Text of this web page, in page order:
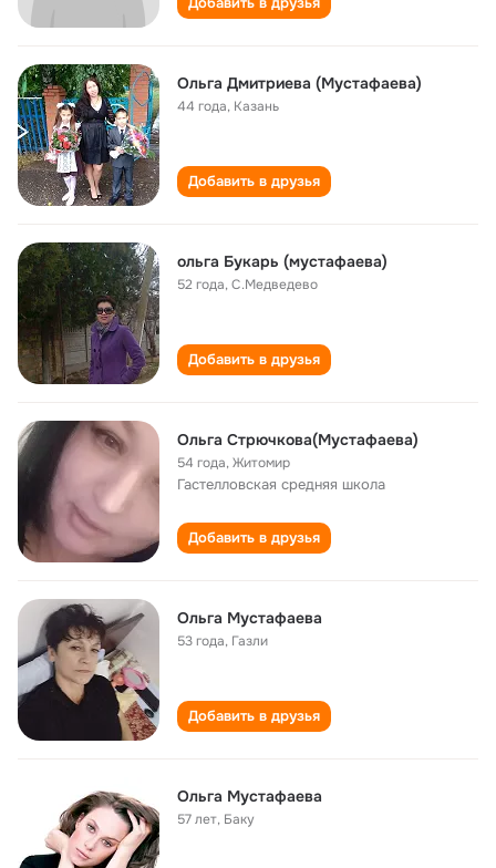
Ольга Дмитриева (Мустафаева)
44 года, Казань
Добавить в друзья
ольга Букарь (мустафаева)
52 года,С.Медведево
Добавить в друзья
Ольга Стрючкова(Мустафаева)
54 года,Житомир
Гастелловская cредняя школа
Добавить в друзья
Ольга Мустафаева
53 года, Газли
Добавить в друзья
Ольга Мустафаева
57 лет, Баку